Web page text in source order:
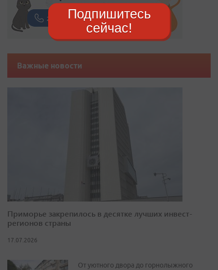
Важные новости
Приморье закрепилось в десятке лучших инвест-
регионов страны
17.07.2026
От уютного двора до горнолыжного
Подпишитесь
сейчас!